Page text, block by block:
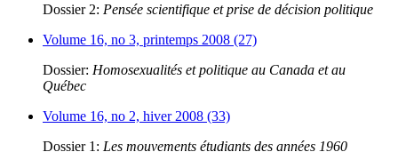
Dossier 2: Pensée scientifique et prise de décision politique
Volume 16, no 3, printemps 2008 (27)
Dossier: Homosexualités et politique au Canada et au
Québec
Volume 16, no 2, hiver 2008 (33)
Dossier 1: Les mouvements étudiants des années 1960